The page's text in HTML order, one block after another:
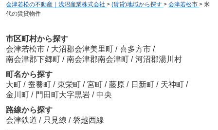
会津若松の不動産｜浅沼産業株式会社 > (賃貸)地域から探す > 会津若松市 > 米
代の賃貸物件
市区町村から探す
会津若松市 / 大沼郡会津美里町 / 喜多方市 /
南会津郡下郷町 / 南会津郡南会津町 / 河沼郡湯川村
町名から探す
大町 / 蚕養町 / 東栄町 / 宮町 / 藤原 / 日新町 / 天神町 /
金川町 / 門田町大字黒岩 / 中央
路線から探す
会津鉄道 / 只見線 / 磐越西線